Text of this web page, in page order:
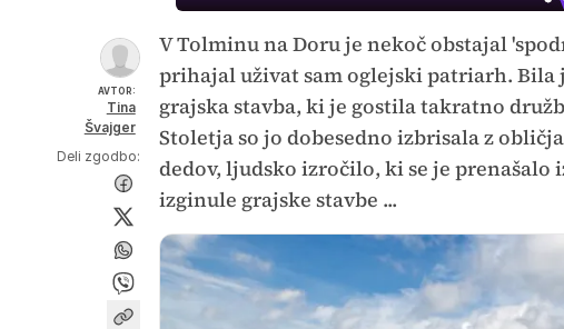
AVTOR:
Tina
Švajger
Deli zgodbo:
V Tolminu na Doru je nekoč obstajal
prihajal uživat sam oglejski patriarh. Bila
grajska stavba, ki je gostila takratno
Stoletja so jo dobesedno izbrisala z
dedov, ljudsko izročilo, ki se je
izginule grajske stavbe ...